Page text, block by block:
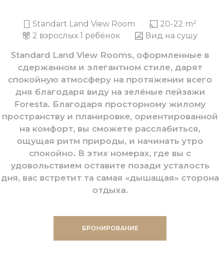
Standart Land View Room
20-22 m²
2 взрослых 1 ребёнок
Вид на сушу
Standard Land View Rooms, оформленные в
сдержанном и элегантном стиле, дарят
спокойную атмосферу на протяжении всего
дня благодаря виду на зелёные пейзажи
Foresta. Благодаря просторному жилому
пространству и планировке, ориентированной
на комфорт, вы сможете расслабиться,
ощущая ритм природы, и начинать утро
спокойно. В этих номерах, где вы с
удовольствием оставите позади усталость
дня, вас встретит та самая «дышащая» сторона
отдыха.
БРОНИРОВАНИЕ